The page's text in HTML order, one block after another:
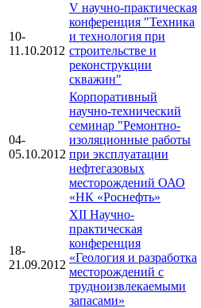
10-
11.10.2012
V научно-практическая
конференция "Техника
и технология при
строительстве и
реконструкции
скважин"
04-
05.10.2012
Корпоративный
научно-технический
семинар "Ремонтно-
изоляционные работы
при эксплуатации
нефтегазовых
месторождений ОАО
«НК «Роснефть»
18-
21.09.2012
XII Научно-
практическая
конференция
«Геология и разработка
месторождений с
трудноизвлекаемыми
запасами»